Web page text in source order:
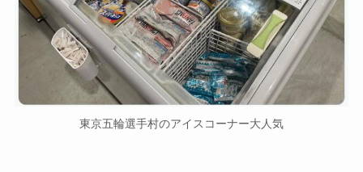
東京五輪選手村のアイスコーナー大人気